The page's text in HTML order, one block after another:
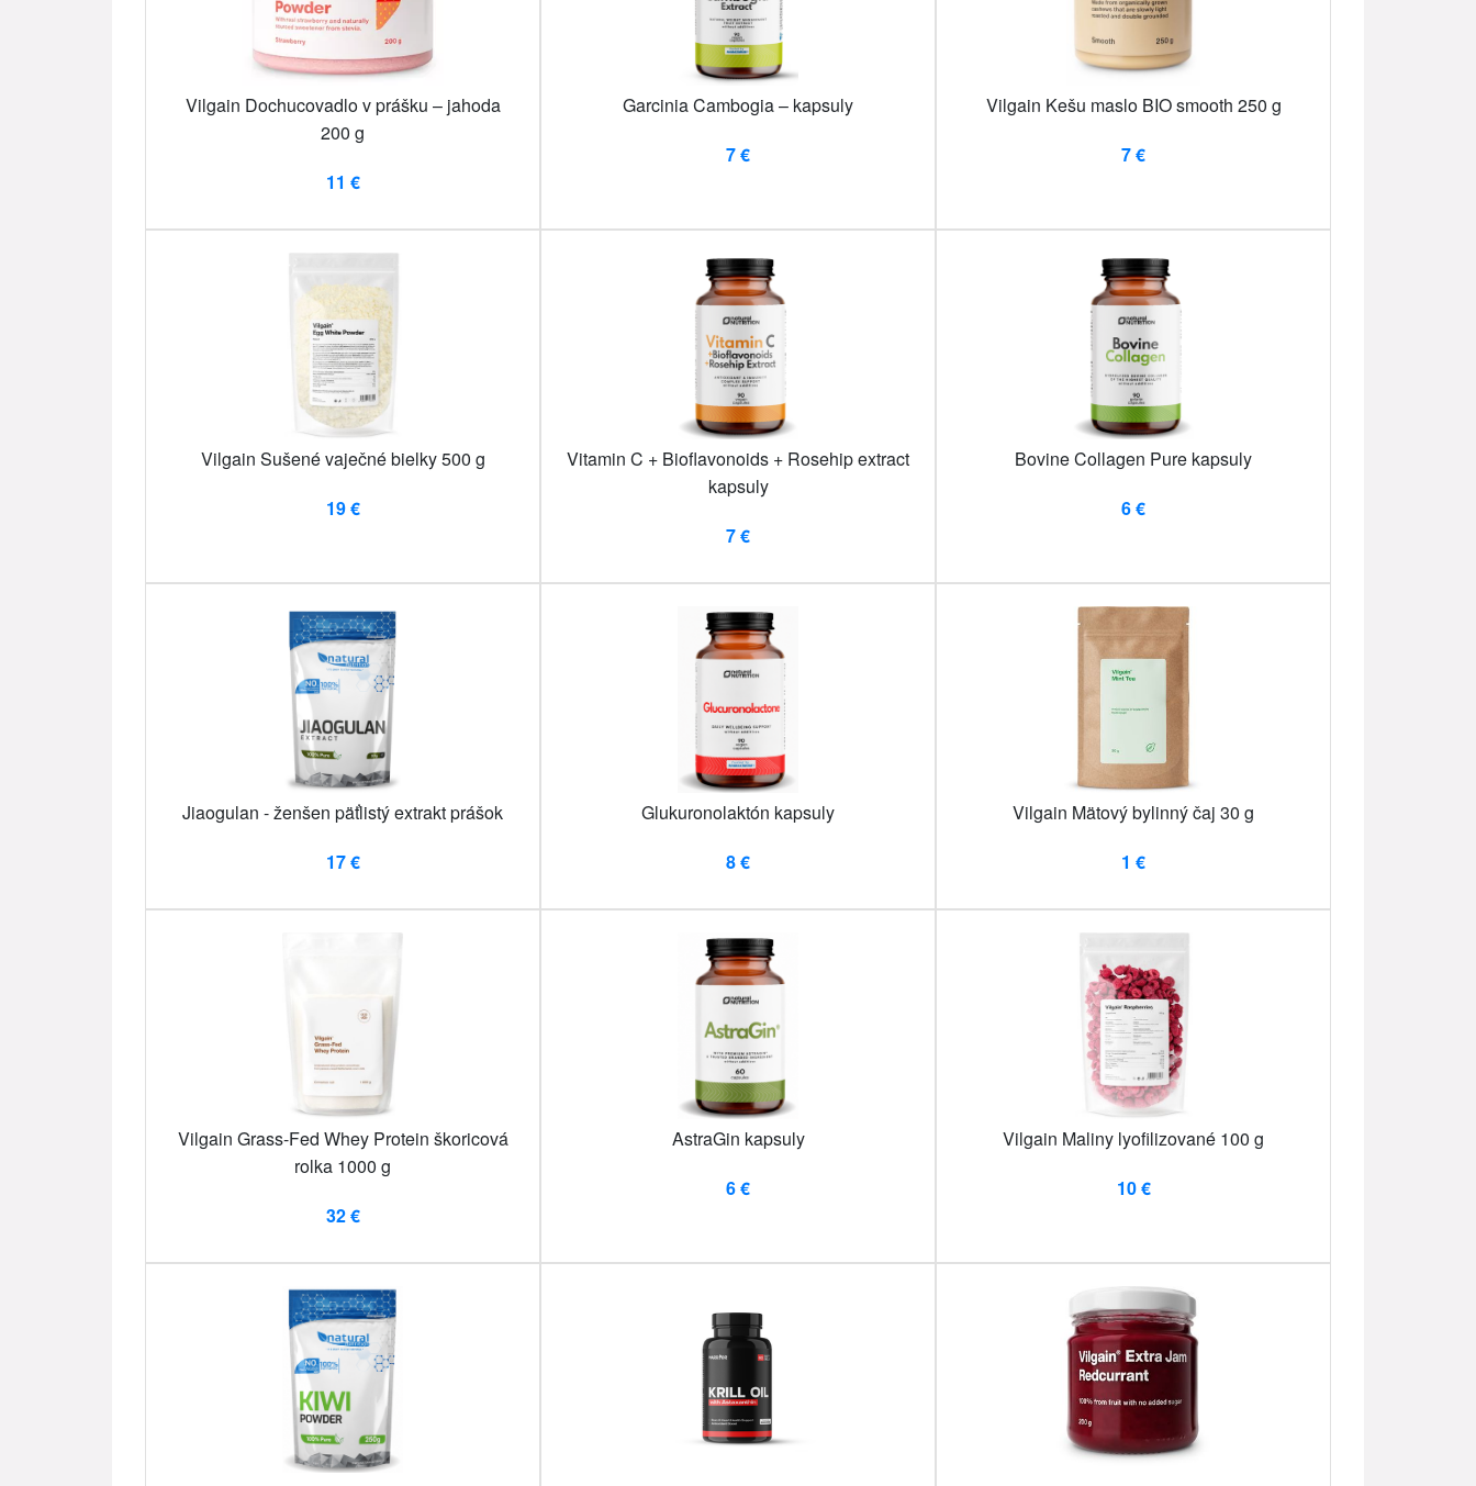
Vilgain Dochucovadlo v prášku – jahoda
200 g
11 €
Garcinia Cambogia – kapsuly
7 €
Vilgain Kešu maslo BIO smooth 250 g
7 €
Vilgain Sušené vaječné bielky 500 g
19 €
Vitamin C + Bioflavonoids + Rosehip extract
kapsuly
7 €
Bovine Collagen Pure kapsuly
6 €
Jiaogulan - ženšen päťlistý extrakt prášok
17 €
Glukuronolaktón kapsuly
8 €
Vilgain Mätový bylinný čaj 30 g
1 €
Vilgain Grass-Fed Whey Protein škoricová
rolka 1000 g
32 €
AstraGin kapsuly
6 €
Vilgain Maliny lyofilizované 100 g
10 €